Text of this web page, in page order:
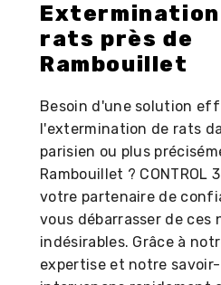
rats près de
Rambouillet
Besoin d'une solution
l'extermination de rats
parisien ou plus
Rambouillet ? CONTROL
votre partenaire de
vous débarrasser de ces
indésirables. Grâce à
expertise et notre